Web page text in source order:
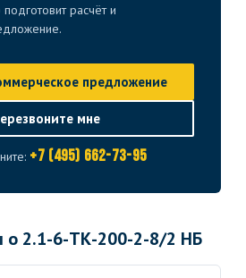
расчёт и
предложение
мне
+7 (495) 662-73-95
о 2.1-6-ТК-200-2-8/2 НБ